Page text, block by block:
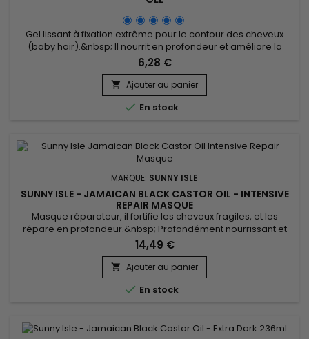
Gel lissant à fixation extrême pour le contour des cheveux
(baby hair).&nbsp; Il nourrit en profondeur et améliore la
croissance capillaire et fixe.&nbsp; Sunny Isle Jamaican
Black Castor Oil Edge Control Gel lisse, renforce la fibre
capillaire, élimine les frisottis et apporte une brillance
prodigieuse tout en fixant durablement la coiffure sans...
6,28 €
 Ajouter au panier
 En stock
MARQUE: SUNNY ISLE
SUNNY ISLE - JAMAICAN BLACK CASTOR OIL - INTENSIVE
REPAIR MASQUE
Masque réparateur, il fortifie les cheveux fragiles, et les
répare en profondeur.&nbsp; Profondément nourrissant et
hydratant, Sunny Isle Jamaican Black Castor Oil Intensive
Repair Masque améliore la résistance des cheveux, tout en
favorisant la pousse, la douceur et la brillance. Les huiles de
Carthame et de pépin de Raisin riche en antioxydants...
14,49 €
 Ajouter au panier
 En stock